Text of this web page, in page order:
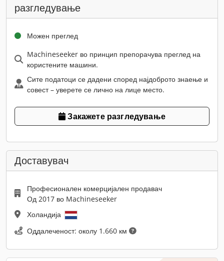
разгледување
Можен преглед
Machineseeker во принцип препорачува преглед на
користените машини.
Сите податоци се дадени според најдоброто знаење и
совест – уверете се лично на лице место.
Закажете разгледување
Доставувач
Професионален комерцијален продавач
Од 2017 во Machineseeker
Холандија
Оддалеченост: околу 1.660 км